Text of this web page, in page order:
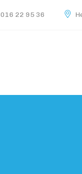
016 22 95 36